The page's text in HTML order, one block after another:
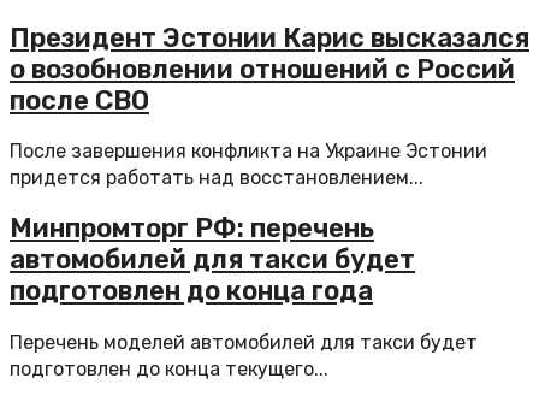
Президент Эстонии Карис высказался
о возобновлении отношений с Россий
после СВО
После завершения конфликта на Украине Эстонии
придется работать над восстановлением...
Минпромторг РФ: перечень
автомобилей для такси будет
подготовлен до конца года
Перечень моделей автомобилей для такси будет
подготовлен до конца текущего...